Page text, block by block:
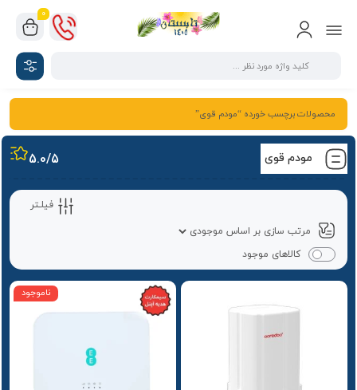
0
محصولات برچسب خورده “مودم قوی”
مودم قوی 5.0/5
فیلـتر
کالاهای موجود
ناموجود